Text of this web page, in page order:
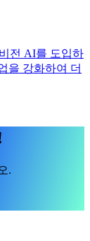
전 AI를 도입하
을 강화하여 더
.